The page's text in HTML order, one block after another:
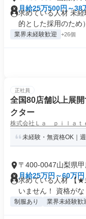
月給25万500円～38
求めている人材 未
的とした採用のため
業界未経験歓迎 +26個
正社員
全国80店舗以上展
クター
株式会社Ｌａ ｐｉｌａｔ
未経験・無資格OK｜
〒400-0047山梨県
月給25万円～60万円
求めている人材 【★
いません！ 資格がな
制服あり 業界未経験歓